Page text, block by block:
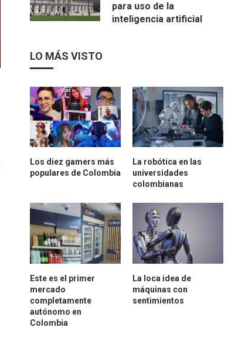
para uso de la
inteligencia artificial
LO MÁS VISTO
Los diez gamers más
populares de Colombia
La robótica en las
universidades
colombianas
Este es el primer
mercado
completamente
autónomo en
Colombia
La loca idea de
máquinas con
sentimientos